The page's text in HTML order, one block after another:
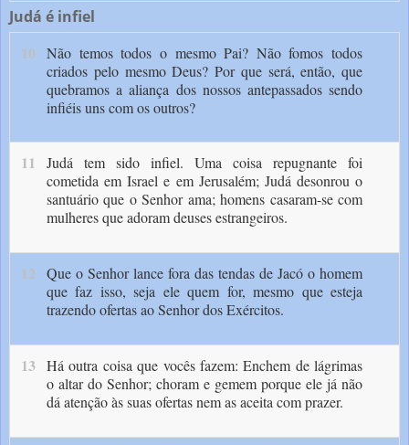
Judá é infiel
10 Não temos todos o mesmo Pai? Não fomos todos
criados pelo mesmo Deus? Por que será, então, que
quebramos a aliança dos nossos antepassados sendo
infiéis uns com os outros?
11
Judá tem sido infiel. Uma coisa repug­nante foi
cometida em Israel e em Jerusalém; Judá desonrou o
santuário que o Senhor ama; homens casaram-se com
mulheres que adoram deuses estrangeiros.
12
Que o Senhor lance fora das tendas de Jacó o homem
que faz isso, seja ele quem for, mesmo que esteja
trazendo ofertas ao Senhor dos Exércitos.
13
Há outra coisa que vocês fazem: En­chem de lágrimas
o altar do Senhor; choram e gemem porque ele já não
dá atenção às suas ofertas nem as aceita com prazer.